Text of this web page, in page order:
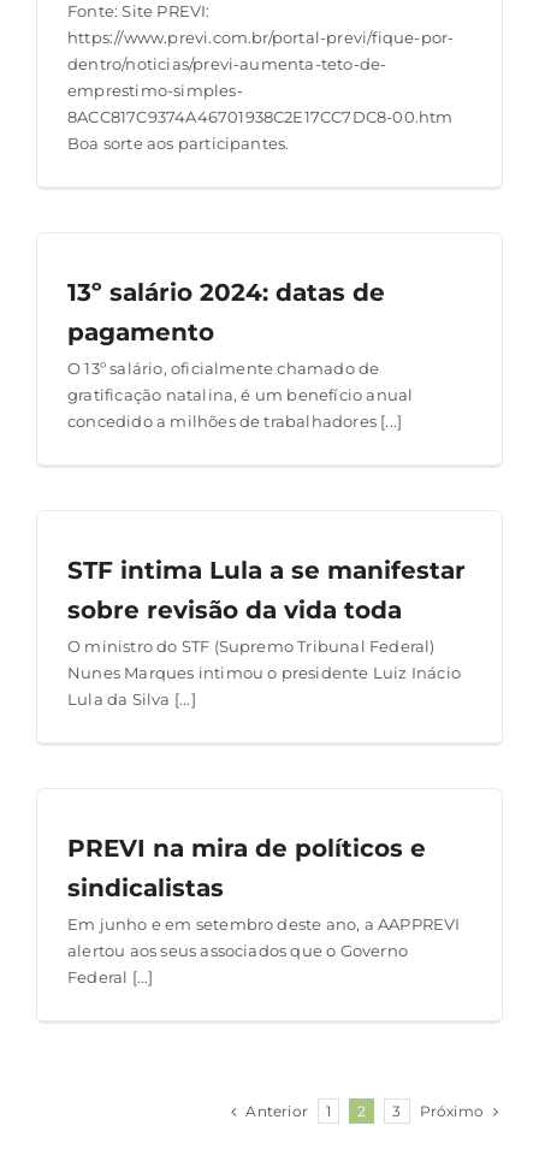
Fonte: Site PREVI:
https://www.previ.com.br/portal-previ/fique-por-
dentro/noticias/previ-aumenta-teto-de-
emprestimo-simples-
8ACC817C9374A46701938C2E17CC7DC8-00.htm
Boa sorte aos participantes.
13º salário 2024: datas de
pagamento
O 13º salário, oficialmente chamado de
gratificação natalina, é um benefício anual
concedido a milhões de trabalhadores [...]
STF intima Lula a se manifestar
sobre revisão da vida toda
O ministro do STF (Supremo Tribunal Federal)
Nunes Marques intimou o presidente Luiz Inácio
Lula da Silva [...]
PREVI na mira de políticos e
sindicalistas
Em junho e em setembro deste ano, a AAPPREVI
alertou aos seus associados que o Governo
Federal [...]
Anterior 1 2 3 Próximo